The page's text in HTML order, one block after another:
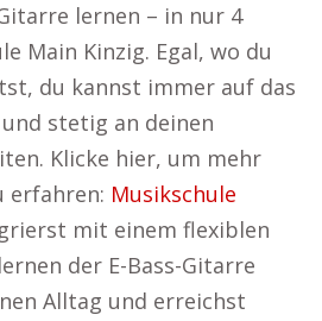
lernen – in nur 4
Main Kinzig. Egal, wo du
du kannst immer auf das
stetig an deinen
Klicke hier, um mehr
erfahren: Musikschule
mit einem flexiblen
der E-Bass-Gitarre
Alltag und erreichst